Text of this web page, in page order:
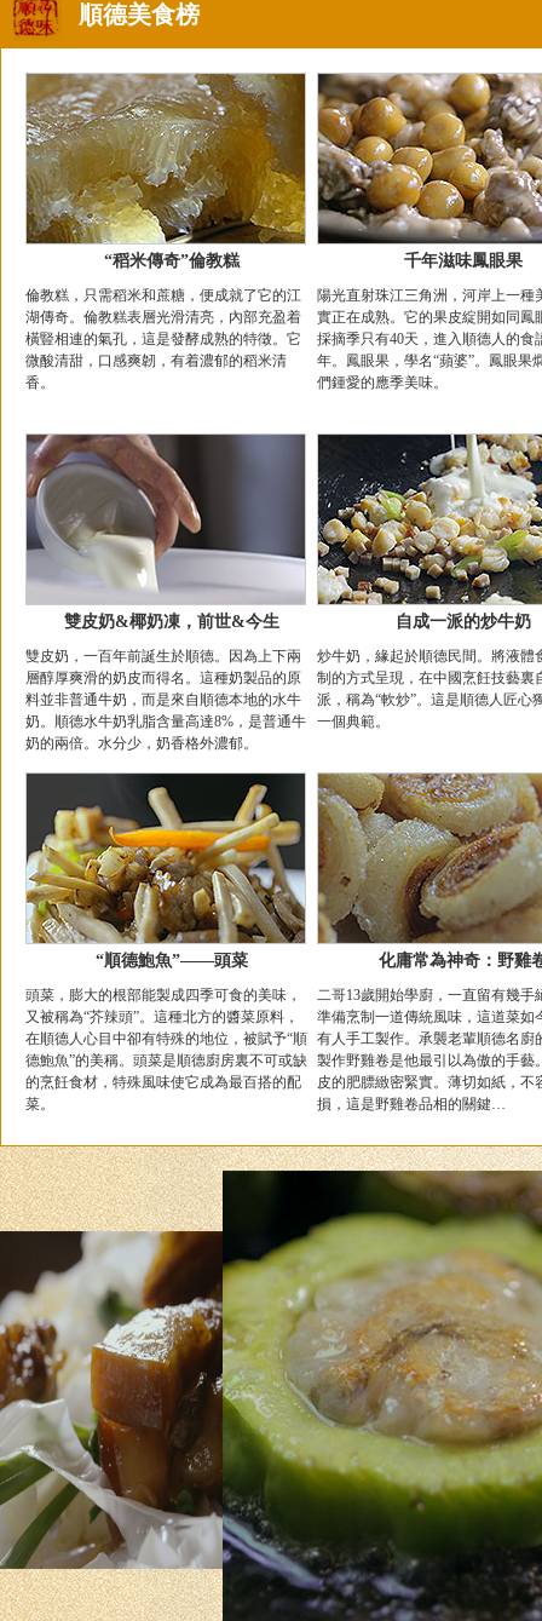
順德美食榜
“稻米傳奇”倫教糕
倫教糕，只需稻米和蔗糖，便成就了它的江
湖傳奇。倫教糕表層光滑清亮，內部充盈着
橫豎相連的氣孔，這是發酵成熟的特徵。它
微酸清甜，口感爽韌，有着濃郁的稻米清
香。
千年滋味鳳眼果
陽光直射珠江三角洲，河岸上一種
實正在成熟。它的果皮綻開如同鳳
採摘季只有40天，進入順德人的食
年。鳳眼果，學名“蘋婆”。鳳眼果
們鍾愛的應季美味。
雙皮奶&椰奶凍，前世&今生
雙皮奶，一百年前誕生於順德。因為上下兩
層醇厚爽滑的奶皮而得名。這種奶製品的原
料並非普通牛奶，而是來自順德本地的水牛
奶。順德水牛奶乳脂含量高達8%，是普通牛
奶的兩倍。水分少，奶香格外濃郁。
自成一派的炒牛奶
炒牛奶，緣起於順德民間。將液體
制的方式呈現，在中國烹飪技藝裏
派，稱為“軟炒”。這是順德人匠心
一個典範。
“順德鮑魚”——頭菜
頭菜，膨大的根部能製成四季可食的美味，
又被稱為“芥辣頭”。這種北方的醬菜原料，
在順德人心目中卻有特殊的地位，被賦予“順
德鮑魚”的美稱。頭菜是順德廚房裏不可或缺
的烹飪食材，特殊風味使它成為最百搭的配
菜。
化庸常為神奇：野雞
二哥13歲開始學廚，一直留有幾手
準備烹制一道傳統風味，這道菜如
有人手工製作。承襲老輩順德名廚
製作野雞卷是他最引以為傲的手藝
皮的肥膘緻密緊實。薄切如紙，不
損，這是野雞卷品相的關鍵…